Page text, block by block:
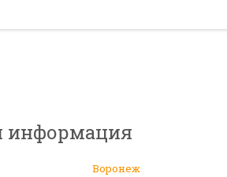
информация
Воронеж